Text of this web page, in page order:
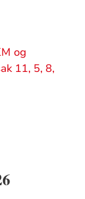
og
11, 5, 8,